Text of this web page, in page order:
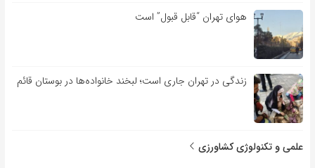
هوای تهران “قابل قبول” است
زندگی در تهران جاری است؛ لبخند خانواده‌ها در بوستان قائم
علمی و تکنولوژی کشاورزی